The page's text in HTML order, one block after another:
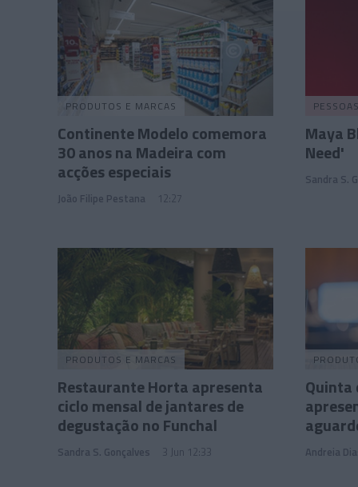
PRODUTOS E MARCAS
Continente Modelo comemora
30 anos na Madeira com
acções especiais
João Filipe Pestana 12:27
PESSOAS
Maya
Need'
Sandra S.
PRODUTOS E MARCAS
Restaurante Horta apresenta
ciclo mensal de jantares de
degustação no Funchal
Sandra S. Gonçalves 3 Jun 12:33
Quinta
Andreia